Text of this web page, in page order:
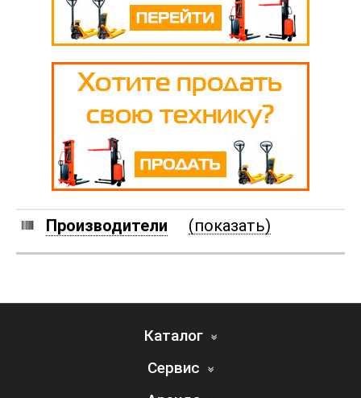
Производители (показать)
Каталог
Сервис